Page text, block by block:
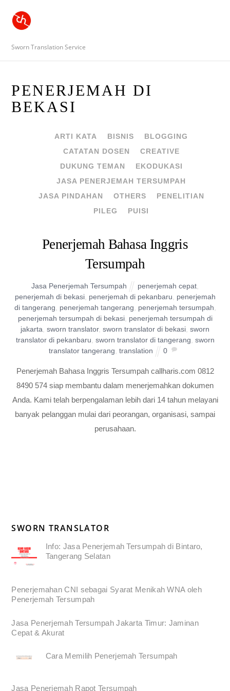
Sworn Translation Service
PENERJEMAH DI
BEKASI
ARTI KATA BISNIS
BLOGGING
CATATAN DOSEN
CREATIVE
DUKUNG TEMAN
EKODUKASI
JASA PENERJEMAH TERSUMPAH
JASA PINDAHAN
OTHERS
PENELITIAN
PILEG
PUISI
Penerjemah Bahasa Inggris
Tersumpah
Jasa Penerjemah Tersumpah penerjemah cepat,
penerjemah di bekasi, penerjemah di pekanbaru, penerjemah
di tangerang, penerjemah tangerang, penerjemah tersumpah,
penerjemah tersumpah di bekasi, penerjemah tersumpah di
jakarta, sworn translator, sworn translator di bekasi, sworn
translator di pekanbaru, sworn translator di tangerang, sworn
translator tangerang, translation 0
Penerjemah Bahasa Inggris Tersumpah callharis.com 0812
8490 574 siap membantu dalam menerjemahkan dokumen
Anda. Kami telah berpengalaman lebih dari 14 tahun melayani
banyak pelanggan mulai dari peorangan, organisasi, sampai
perusahaan.
SWORN TRANSLATOR
Info: Jasa Penerjemah Tersumpah di Bintaro,
Tangerang Selatan
Penerjemahan CNI sebagai Syarat Menikah WNA oleh
Penerjemah Tersumpah
Jasa Penerjemah Tersumpah Jakarta Timur: Jaminan
Cepat & Akurat
Cara Memilih Penerjemah Tersumpah
Jasa Penerjemah Rapot Tersumpah